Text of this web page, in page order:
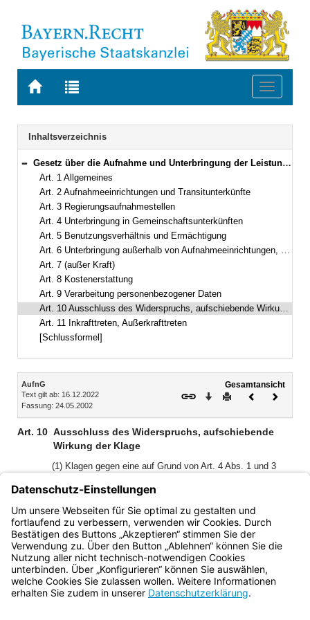
Zur
BAYERN.RECHT
Zur
letzten
Suche
Toggle
Navigation
Inhaltsverzeichnis
Bereich reduzieren
Gesetz über die Aufnahme und Unterbringung der Leistungsberechtigten nach dem Asylbewerberleistungsgesetz (Aufnahmegesetz – AufnG) Vom 24. Mai 2002 (GVBl. S. 192) BayRS 26-5-I (Art. 1–11)
Art. 1 Allgemeines
Art. 2 Aufnahmeeinrichtungen und Transitunterkünfte
Art. 3 Regierungsaufnahmestellen
Art. 4 Unterbringung in Gemeinschaftsunterkünften
Art. 5 Benutzungsverhältnis und Ermächtigung
Art. 6 Unterbringung außerhalb von Aufnahmeeinrichtungen, Regierungsaufnahmestellen und Gemeinschaftsunterkünften
Art. 7 (außer Kraft)
Art. 8 Kostenerstattung
Art. 9 Verarbeitung personenbezogener Daten
Art. 10 Ausschluss des Widerspruchs, aufschiebende Wirkung der Klage
Art. 11 Inkrafttreten, Außerkrafttreten
[Schlussformel]
Inhalt
AufnG
Text gilt ab: 16.12.2022
Fassung: 24.05.2002
Gesamtansicht
Download
DruckenVorheriges
Art. 10 Ausschluss des Widerspruchs, aufschiebende
Wirkung der Klage
(1) Klagen gegen eine auf Grund von Art. 4 Abs. 1 und 3
keine aufschiebende Wirkung.
(2) Die §§ 11 und 75 AsylG sowie § 24 Abs. 4 Satz 3 und 4
AufenthG bleiben unberührt.
Bayern.de
BayernPortal